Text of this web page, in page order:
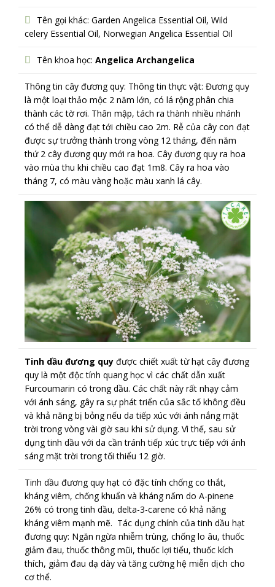
Tên gọi khác: Garden Angelica Essential Oil, Wild
celery Essential Oil, Norwegian Angelica Essential Oil
Tên khoa học: Angelica Archangelica
Thông tin cây đương quy: Thông tin thực vật: Đương quy
là một loại thảo mộc 2 năm lớn, có lá rộng phân chia
thành các tờ rơi. Thân mập, tách ra thành nhiều nhánh
có thể dễ dàng đạt tới chiều cao 2m. Rễ của cây con đạt
được sự trưởng thành trong vòng 12 tháng, đến năm
thứ 2 cây đương quy mới ra hoa. Cây đương quy ra hoa
vào mùa thu khi chiều cao đạt 1m8. Cây ra hoa vào
tháng 7, có màu vàng hoặc màu xanh lá cây.
Tinh dầu đương quy được chiết xuất từ hạt cây đương
quy là một độc tính quang học vì các chất dẫn xuất
Furcoumarin có trong dầu. Các chất này rất nhạy cảm
với ánh sáng, gây ra sự phát triển của sắc tố không đều
và khả năng bị bỏng nếu da tiếp xúc với ánh nắng mặt
trời trong vòng vài giờ sau khi sử dụng. Vì thế, sau sử
dụng tinh dầu với da cần tránh tiếp xúc trực tiếp với ánh
sáng mặt trời trong tối thiểu 12 giờ.
Tinh dầu đương quy hạt có đặc tính chống co thắt,
kháng viêm, chống khuẩn và kháng nấm do A-pinene
26% có trong tinh dầu, delta-3-carene có khả năng
kháng viêm mạnh mẽ. Tác dụng chính của tinh dầu hạt
đương quy: Ngăn ngừa nhiễm trùng, chống lo âu, thuốc
giảm đau, thuốc thông mũi, thuốc lợi tiểu, thuốc kích
thích, giảm đau dạ dày và tăng cường hệ miễn dịch cho
cơ thể.